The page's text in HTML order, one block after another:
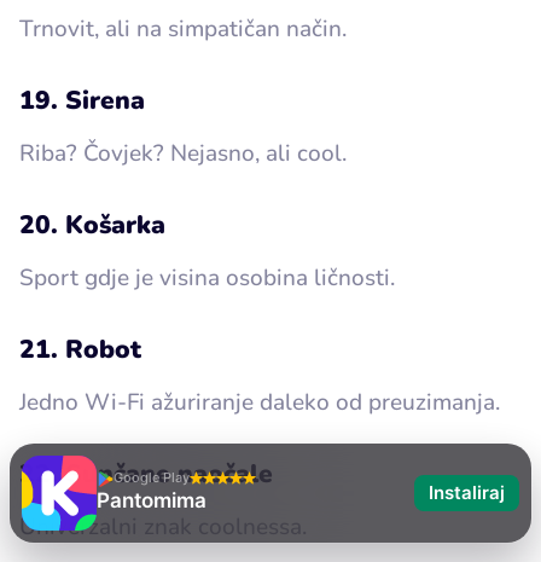
Trnovit, ali na simpatičan način.
19. Sirena
Riba? Čovjek? Nejasno, ali cool.
20. Košarka
Sport gdje je visina osobina ličnosti.
21. Robot
Jedno Wi-Fi ažuriranje daleko od preuzimanja.
22. Sunčane naočale
Univerzalni znak coolnessa.
Google Play
Pantomima Instaliraj